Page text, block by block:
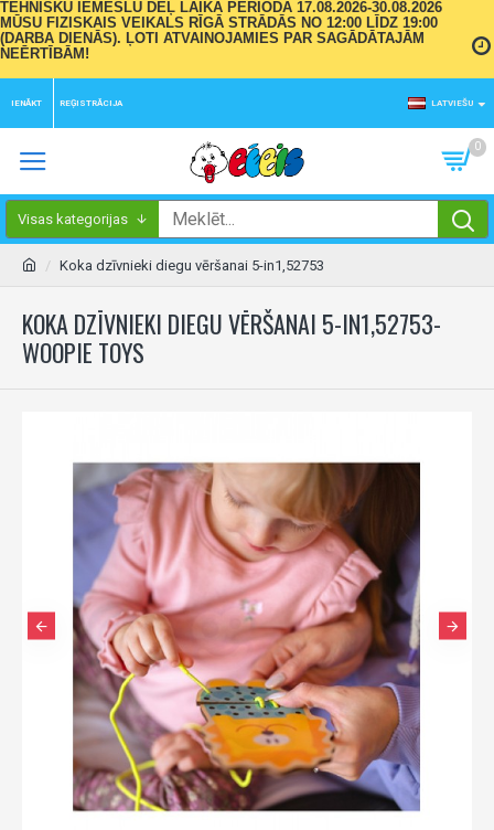
TEHNISKU IEMESLU DĒĻ LAIKA PERIODĀ 17.08.2026-30.08.2026
MŪSU FIZISKAIS VEIKALS RĪGĀ STRĀDĀS NO 12:00 LĪDZ 19:00
(DARBA DIENĀS). ĻOTI ATVAINOJAMIES PAR SAGĀDĀTAJĀM
NEĒRTĪBĀM!
IENĀKT REĢISTRĀCIJA LATVIEŠU
0
Visas kategorijas
Koka dzīvnieki diegu vēršanai 5-in1,52753
KOKA DZĪVNIEKI DIEGU VĒRŠANAI 5-IN1,52753-
WOOPIE TOYS